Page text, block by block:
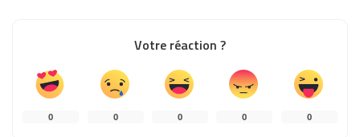
Votre réaction ?
0 0 0 0 0